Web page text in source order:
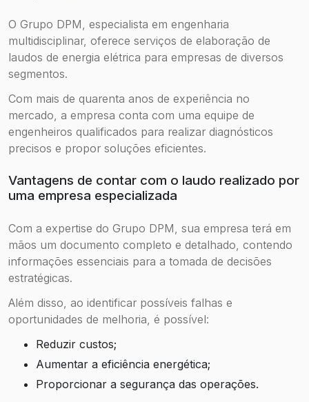
O Grupo DPM, especialista em engenharia
multidisciplinar, oferece serviços de elaboração de
laudos de energia elétrica para empresas de diversos
segmentos.
Com mais de quarenta anos de experiência no
mercado, a empresa conta com uma equipe de
engenheiros qualificados para realizar diagnósticos
precisos e propor soluções eficientes.
Vantagens de contar com o laudo realizado por
uma empresa especializada
Com a expertise do Grupo DPM, sua empresa terá em
mãos um documento completo e detalhado, contendo
informações essenciais para a tomada de decisões
estratégicas.
Além disso, ao identificar possíveis falhas e
oportunidades de melhoria, é possível:
Reduzir custos;
Aumentar a eficiência energética;
Proporcionar a segurança das operações.